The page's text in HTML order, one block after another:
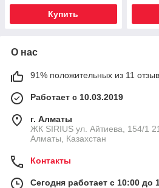
Купить
О нас
91% положительных из 11
Работает с 10.03.2019
г. Алматы
​ЖК SIRIUS​ ул. Айтиева, 154/1​
Алматы, Казахстан
Контакты
Сегодня работает с 10:00 до